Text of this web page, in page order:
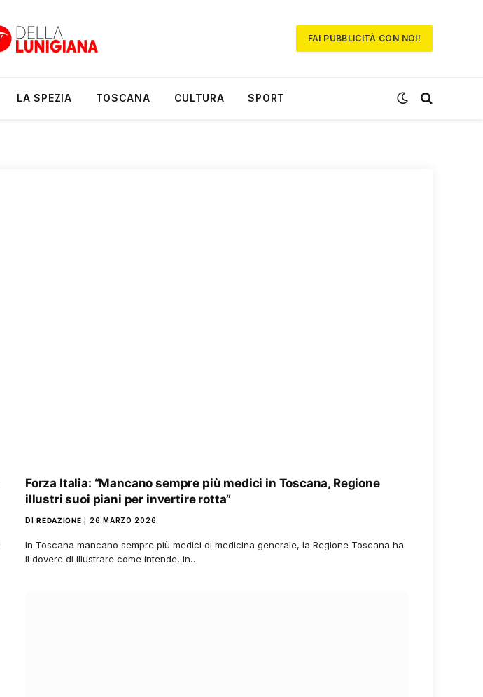
FAI PUBBLICITÀ CON NOI!
LA SPEZIA TOSCANA CULTURA SPORT
Forza Italia: “Mancano sempre più medici in Toscana, Regione
illustri suoi piani per invertire rotta”
DI REDAZIONE 26 MARZO 2026
In Toscana mancano sempre più medici di medicina generale, la Regione Toscana ha
il dovere di illustrare come intende, in…